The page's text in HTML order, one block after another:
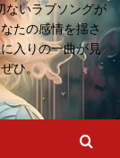
ないラブソングが
たの感情を揺さ
入りの一曲が見
ひ。